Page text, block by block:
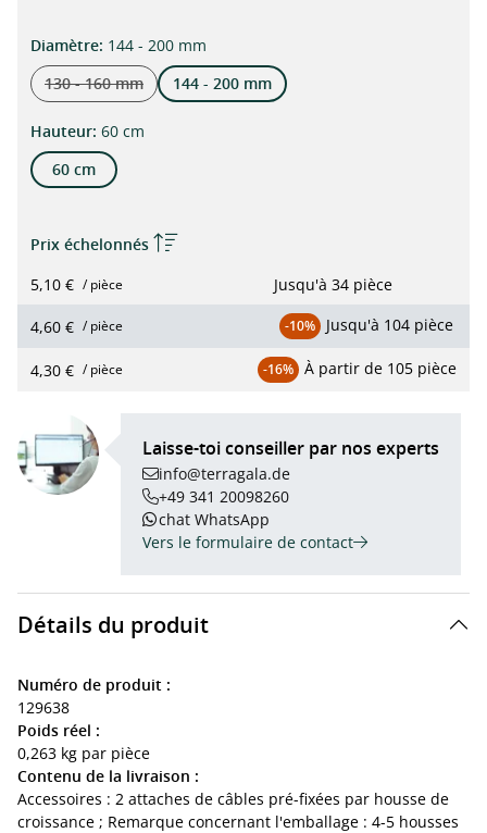
Sélectionner
Diamètre: 144 - 200 mm
130 - 160 mm
(Cette option n'est actuellement pas disponible.)
144 - 200 mm
Sélectionner
Hauteur: 60 cm
60 cm
Prix échelonnés
5,10 € / pièce Jusqu'à 34 pièce
4,60 € / pièce -10% Jusqu'à 104 pièce
4,30 € / pièce -16% À partir de 105 pièce
Laisse-toi conseiller par nos experts
info@terragala.de
+49 341 20098260
chat WhatsApp
Vers le formulaire de contact
Détails du produit
Numéro de produit :
129638
Poids réel :
0,263 kg par pièce
Contenu de la livraison :
Accessoires : 2 attaches de câbles pré-fixées par housse de
croissance ; Remarque concernant l'emballage : 4-5 housses